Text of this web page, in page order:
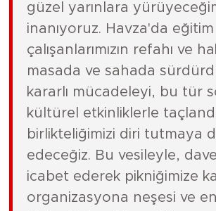
güzel yarınlara
inanıyoruz. Havza'da eğitim
çalışanlarımızın refahı ve
masada ve sahada
kararlı mücadeleyi, bu tür
kültürel etkinliklerle
birlikteliğimizi diri tutmaya
edeceğiz. Bu vesileyle,
icabet ederek pikniğimize
organizasyona neşesi ve